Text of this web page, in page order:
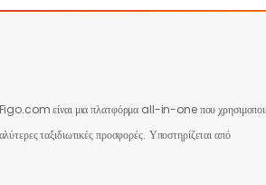
Figo.com είναι μια πλατφόρμα all-in-one που
ταξιδιωτικές προσφορές. Υποστηρίζεται από